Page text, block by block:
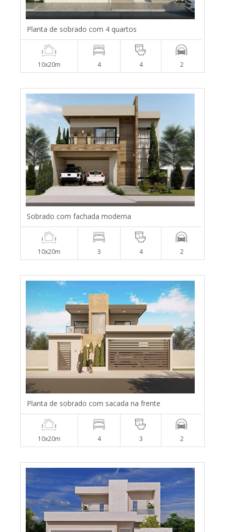
Planta de sobrado com 4 quartos
10x20m 4 4 2
Sobrado com fachada moderna
10x20m 3 4 2
Planta de sobrado com sacada na frente
10x20m 4 3 2